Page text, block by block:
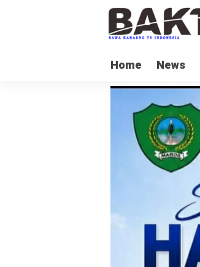
Home News